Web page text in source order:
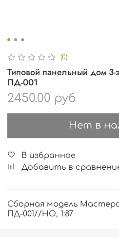
(0)
Типовой панельный дом
ПД-001
2450.00 руб
Нет в
В избранное
Добавить в
Сборная модель
ПД-001//HO, 1:87